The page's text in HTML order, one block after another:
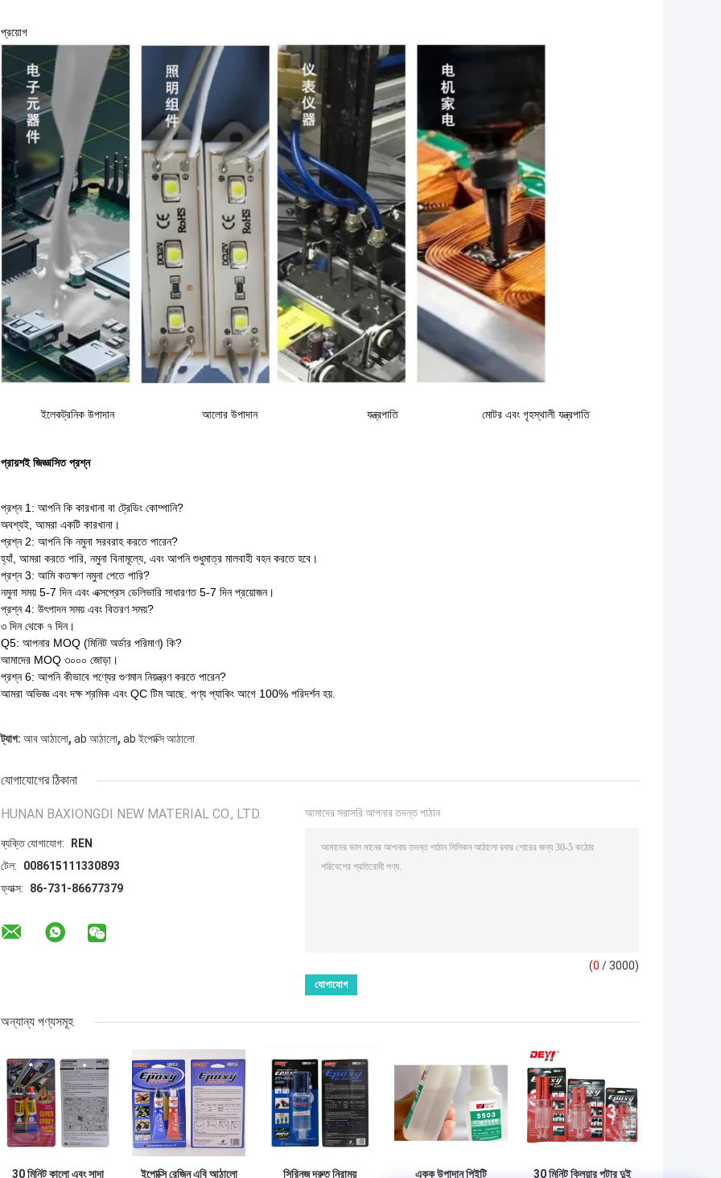
প্রয়োগ
ইলেকট্রনিক উপাদান আলোর উপাদান যন্ত্রপাতি মোটর এবং গৃহস্থালী যন্ত্রপাতি
প্রায়শই জিজ্ঞাসিত প্রশ্ন
প্রশ্ন 1: আপনি কি কারখানা বা ট্রেডিং কোম্পানি?
অবশ্যই, আমরা একটি কারখানা।
প্রশ্ন 2: আপনি কি নমুনা সরবরাহ করতে পারেন?
হ্যাঁ, আমরা করতে পারি, নমুনা বিনামূল্যে, এবং আপনি শুধুমাত্র মালবাহী বহন করতে হবে।
প্রশ্ন 3: আমি কতক্ষণ নমুনা পেতে পারি?
নমুনা সময় 5-7 দিন এবং এক্সপ্রেস ডেলিভারি সাধারণত 5-7 দিন প্রয়োজন।
প্রশ্ন 4: উৎপাদন সময় এবং বিতরণ সময়?
৩ দিন থেকে ৭ দিন।
Q5: আপনার MOQ (মিনিট অর্ডার পরিমাণ) কি?
আমাদের MOQ ৩০০০ জোড়া।
প্রশ্ন 6: আপনি কীভাবে পণ্যের গুণমান নিয়ন্ত্রণ করতে পারেন?
আমরা অভিজ্ঞ এবং দক্ষ শ্রমিক এবং QC টিম আছে. পণ্য প্যাকিং আগে 100% পরিদর্শন হয়.
ট্যাগ: আব আঠালো, ab আঠালো, ab ইপোক্সি আঠালো
যোগাযোগের ঠিকানা
HUNAN BAXIONGDI NEW MATERIAL CO., LTD.
ব্যক্তি যোগাযোগ:
REN
টেল:
008615111330893
ফ্যাক্স:
86-731-86677379
আমাদের সরাসরি আপনার তদন্ত পাঠান
(0 / 3000)
অন্যান্য পণ্যসমূহ
30 মিনিট কালো এবং সাদা ইপোক্সি রেজিন এবি আঠালো সিরিনজ দ্রুত নিরাময় একক উপাদান পিইটি 30 মিনিট ক্লিয়ার পটার দুই